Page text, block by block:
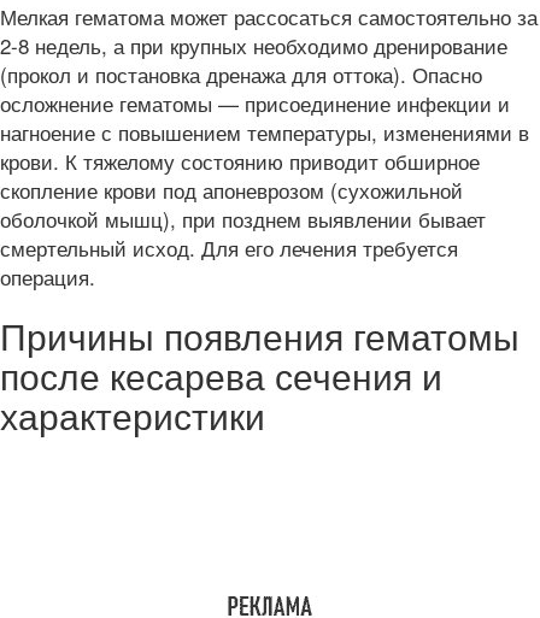
Мелкая гематома может рассосаться самостоятельно за
2-8 недель, а при крупных необходимо дренирование
(прокол и постановка дренажа для оттока). Опасно
осложнение гематомы — присоединение инфекции и
нагноение с повышением температуры, изменениями в
крови. К тяжелому состоянию приводит обширное
скопление крови под апоневрозом (сухожильной
оболочкой мышц), при позднем выявлении бывает
смертельный исход. Для его лечения требуется
операция.
Причины появления гематомы
после кесарева сечения и
характеристики